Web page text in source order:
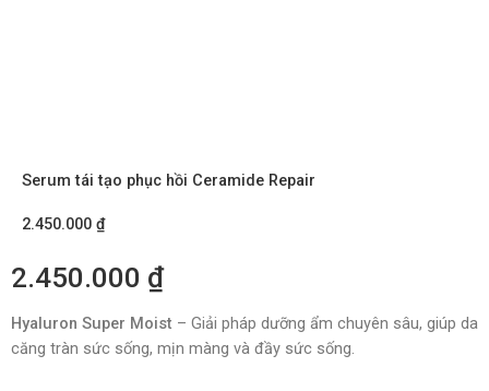
Serum tái tạo phục hồi Ceramide Repair
2.450.000 ₫
2.450.000 ₫
Hyaluron Super Moist – Giải pháp dưỡng ẩm chuyên sâu, giúp da
căng tràn sức sống, mịn màng và đầy sức sống.